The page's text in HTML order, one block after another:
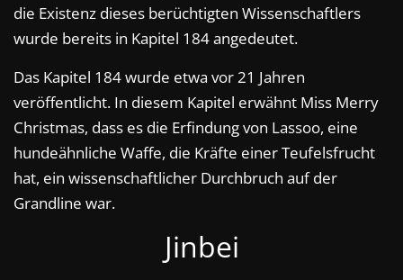
die Existenz dieses berüchtigten Wissenschaftlers
wurde bereits in Kapitel 184 angedeutet.
Das Kapitel 184 wurde etwa vor 21 Jahren
veröffentlicht. In diesem Kapitel erwähnt Miss Merry
Christmas, dass es die Erfindung von Lassoo, eine
hundeähnliche Waffe, die Kräfte einer Teufelsfrucht
hat, ein wissenschaftlicher Durchbruch auf der
Grandline war.
Jinbei